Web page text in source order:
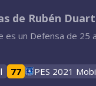
de Rubén
es un Defensa de 25
77 PES 2021